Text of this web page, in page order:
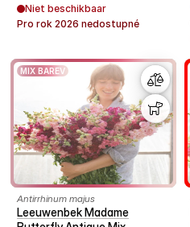
Niet beschikbaar
Pro rok 2026 nedostupné
MIX BAREV
Antirrhinum majus
Leeuwenbek Madame